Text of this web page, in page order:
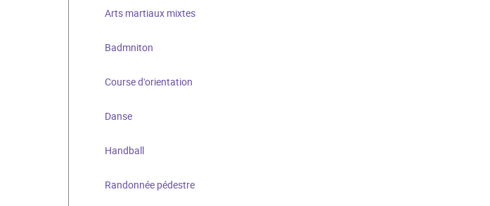
Arts martiaux mixtes
Badmniton
Course d'orientation
Danse
Handball
Randonnée pédestre